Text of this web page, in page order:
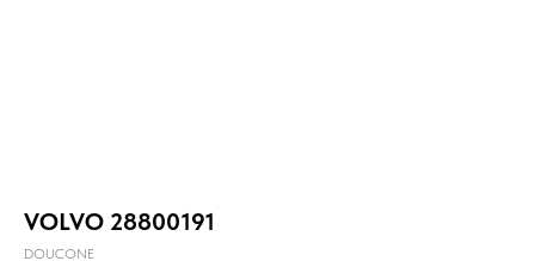
VOLVO 28800191
DOUCONE